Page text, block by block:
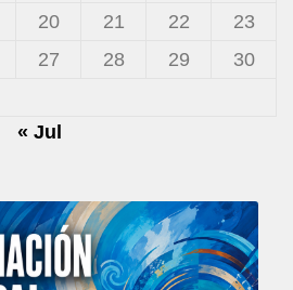
20 21 22
23
27 28 29
30
« Jul